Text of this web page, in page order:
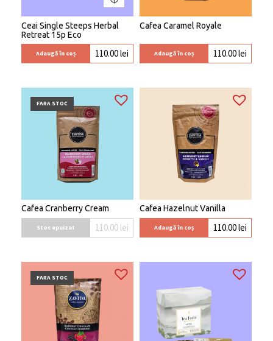
Ceai Single Steeps Herbal
Retreat 15p Eco
Adaugă în coș 110.00lei
Cafea Caramel Royale
Adaugă în coș 110.00lei
FARA STOC
Cafea Cranberry Cream
Stoc epuizat 110.00 lei
Cafea Hazelnut Vanilla
Adaugă în coș 110.00lei
FARA STOC